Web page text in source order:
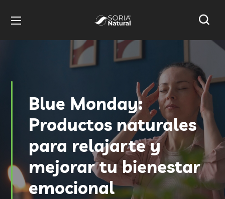
Blue Monday:
Productos naturales
para relajarte y
mejorar tu bienestar
emocional